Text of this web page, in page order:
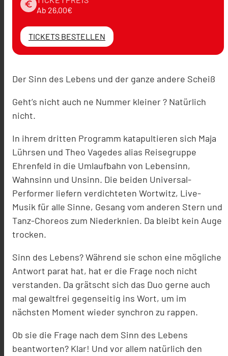
euro
Ab 26,00€
TICKETS BESTELLEN
Der Sinn des Lebens und der ganze andere Scheiß
Geht’s nicht auch ne Nummer kleiner ? Natürlich
nicht.
In ihrem dritten Programm katapultieren sich Maja
Lührsen und Theo Vagedes alias Reisegruppe
Ehrenfeld in die Umlaufbahn von Lebensinn,
Wahnsinn und Unsinn. Die beiden Universal-
Performer liefern verdichteten Wortwitz, Live-
Musik für alle Sinne, Gesang vom anderen Stern und
Tanz-Choreos zum Niederknien. Da bleibt kein Auge
trocken.
Sinn des Lebens? Während sie schon eine mögliche
Antwort parat hat, hat er die Frage noch nicht
verstanden. Da grätscht sich das Duo gerne auch
mal gewaltfrei gegenseitig ins Wort, um im
nächsten Moment wieder synchron zu rappen.
Ob sie die Frage nach dem Sinn des Lebens
beantworten? Klar! Und vor allem natürlich den